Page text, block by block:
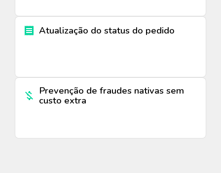
Atualização do status do pedido
Prevenção de fraudes nativas sem
custo extra